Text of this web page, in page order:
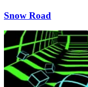
Snow Road